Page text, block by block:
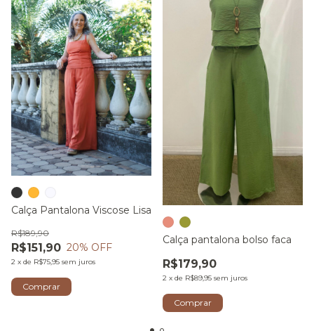
Calça Pantalona Viscose Lisa
R$151,90
R$189,90
20% OFF
2 x de R$75,95 sem juros
Comprar
Calça pantalona bolso faca
R$179,90
2 x de R$89,95 sem juros
Comprar